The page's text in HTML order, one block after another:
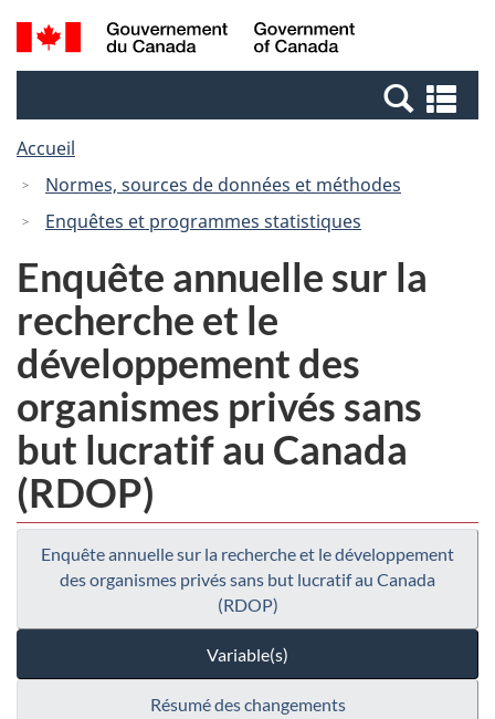
Passer
au
Passer
au
Passer
à
Canada
Recherche
et
et
Accueil
Normes, sources de données et méthodes
Enquêtes et programmes statistiques
Enquête annuelle sur la
recherche et le
développement des
organismes privés sans
but lucratif au Canada
(RDOP)
Enquête annuelle sur la recherche et le développement
des organismes privés sans but lucratif au Canada
(RDOP)
Variable(s)
Résumé des changements